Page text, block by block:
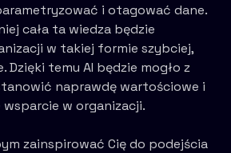
i otagować dane.
cała ta wiedza będzie
w takiej formie szybciej,
Dzięki temu AI będzie mogło z
naprawdę wartościowe i
w organizacji.
zainspirować Cię do podejścia